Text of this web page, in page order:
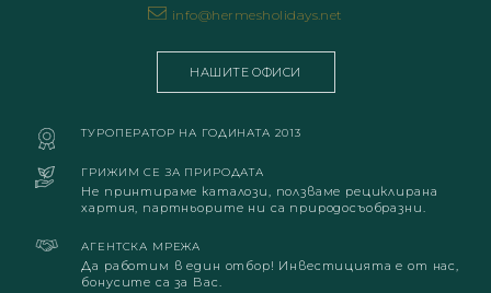
info@hermesholidays.net
НАШИТЕ ОФИСИ
ТУРОПЕРАТОР НА ГОДИНАТА 2013
ГРИЖИМ СЕ ЗА ПРИРОДАТА
Не принтираме каталози, ползваме рециклирана
хартия, партньорите ни са природосъобразни.
АГЕНТСКА МРЕЖА
Да работим в един отбор! Инвестицията е от нас,
бонусите са за Вас.